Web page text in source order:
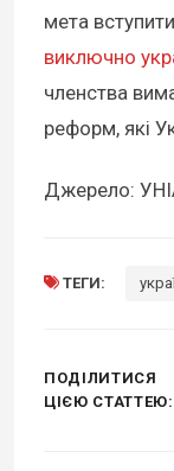
мета
виключно
членства
реформ, які
Джерело:
ТЕГИ:
ПОДІЛИТИСЯ
ЦІЄЮ СТАТТЕЮ: